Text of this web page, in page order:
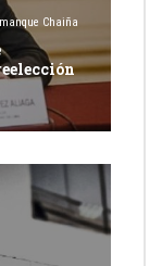
Chaiña